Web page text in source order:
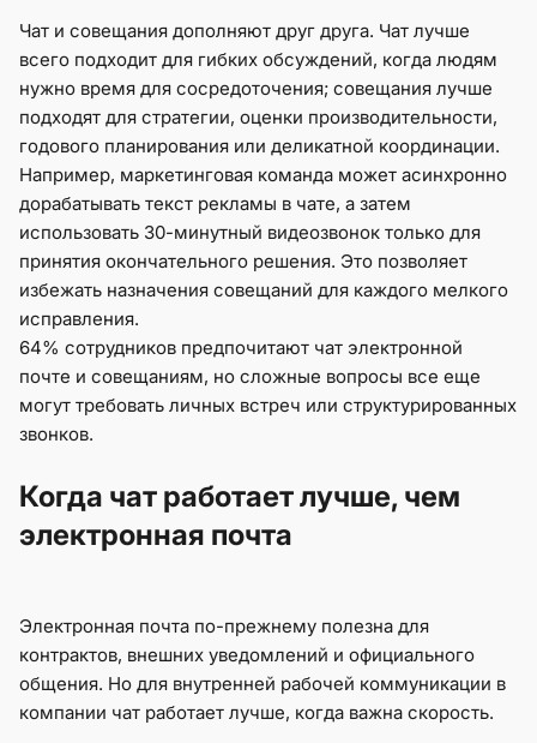
Чат и совещания дополняют друг друга. Чат лучше
всего подходит для гибких обсуждений, когда людям
нужно время для сосредоточения; совещания лучше
подходят для стратегии, оценки производительности,
годового планирования или деликатной координации.
Например, маркетинговая команда может асинхронно
дорабатывать текст рекламы в чате, а затем
использовать 30-минутный видеозвонок только для
принятия окончательного решения. Это позволяет
избежать назначения совещаний для каждого мелкого
исправления.
64% сотрудников предпочитают чат электронной
почте и совещаниям, но сложные вопросы все еще
могут требовать личных встреч или структурированных
звонков.
Когда чат работает лучше, чем
электронная почта
Электронная почта по-прежнему полезна для
контрактов, внешних уведомлений и официального
общения. Но для внутренней рабочей коммуникации в
компании чат работает лучше, когда важна скорость.